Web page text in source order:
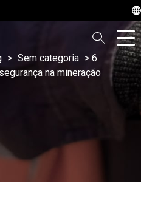
> Sem categoria > 6
na mineração